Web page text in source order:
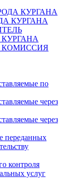
КУРГАНА
КУРГАНА
КОМИССИЯ
по
через
через
переданных
контроля
услуг